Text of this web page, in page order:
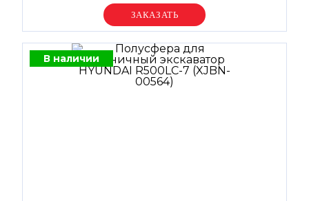
Уточняйте цену
В наличии